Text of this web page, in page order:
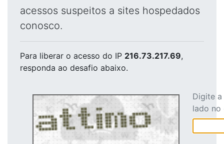
acessos suspeitos a sites hospedados
conosco.
Para liberar o acesso do IP 216.73.217.69,
responda ao desafio abaixo.
Digite
lado no